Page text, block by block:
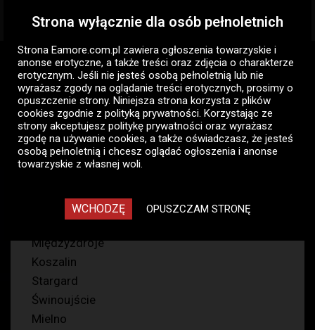
Eamore.com.pl Ogłoszenia pań
Pani szuka pana
Zachodniopomorskie
Pani szuka pana - ogłoszenia
towarzyskie pań
Zachodniopomorskie
61
Szczecin
Międzyzdroje
Koszalin
Stargard
Świnoujście
Mielno
Strona wyłącznie dla osób pełnoletnich
Strona Eamore.com.pl zawiera ogłoszenia towarzyskie i
anonse erotyczne, a także treści oraz zdjęcia o charakterze
erotycznym. Jeśli nie jesteś osobą pełnoletnią lub nie
wyrażasz zgody na oglądanie treści erotycznych, prosimy o
opuszczenie strony. Niniejsza strona korzysta z plików
cookies zgodnie z polityką prywatności. Korzystając ze
strony akceptujesz politykę prywatności oraz wyrażasz
zgodę na używanie cookies, a także oświadczasz, że jesteś
osobą pełnoletnią i chcesz oglądać ogłoszenia i anonse
towarzyskie z własnej woli.
WCHODZĘ OPUSZCZAM STRONĘ